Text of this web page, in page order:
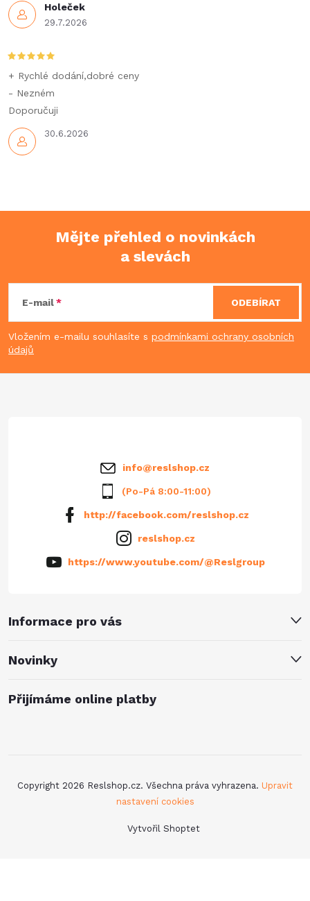
Holeček
29.7.2026
30.6.2026
+ Rychlé dodání,dobré ceny
- Nezném
Doporučuji
p
a
Mějte přehled o novinkách
a slevách
E-mail
Vložením e-mailu souhlasíte s podmínkami ochrany osobních
údajů
ODEBÍRAT
Informace pro vás
Novinky
info@reslshop.cz
(Po-Pá 8:00-11:00)
http://facebook.com/reslshop.cz
reslshop.cz
https://www.youtube.com/@Reslgroup
Přijímáme online platby
Vytvořil Shoptet
Copyright 2026 Reslshop.cz. Všechna práva vyhrazena. Upravit
nastavení cookies